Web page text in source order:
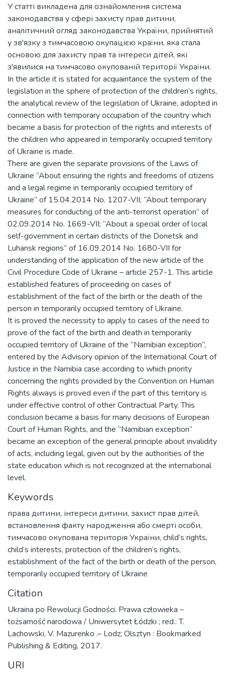
У статті викладена для ознайомлення система
законодавства у сфері захисту прав дитини,
аналітичний огляд законодавства України, прийнятий
у зв'язку з тимчасовою окупацією країни, яка стала
основою для захисту прав та інтереси дітей, які
з'явилися на тимчасово окупованій території України.
In the article it is stated for acquaintance the system of the
legislation in the sphere of protection of the children’s rights,
the analytical review of the legislation of Ukraine, adopted in
connection with temporary occupation of the country which
became a basis for protection of the rights and interests of
the children who appeared in temporarily occupied territory
of Ukraine is made.
There are given the separate provisions of the Laws of
Ukraine “About ensuring the rights and freedoms of citizens
and a legal regime in temporarily occupied territory of
Ukraine” of 15.04.2014 No. 1207-VII; “About temporary
measures for conducting of the anti-terrorist operation” of
02.09.2014 No. 1669-VII; “About a special order of local
self-government in certain districts of the Donetsk and
Luhansk regions” of 16.09.2014 No. 1680-VII for
understanding of the application of the new article of the
Civil Procedure Code of Ukraine – article 257-1. This article
established features of proceeding on cases of
establishment of the fact of the birth or the death of the
person in temporarily occupied territory of Ukraine.
It is proved the necessity to apply to cases of the need to
prove of the fact of the birth and death in temporarily
occupied territory of Ukraine of the “Namibian exception”,
entered by the Advisory opinion of the International Court of
Justice in the Namibia case according to which priority
concerning the rights provided by the Convention on Human
Rights always is proved even if the part of this territory is
under effective control of other Contractual Party. This
conclusion became a basis for many decisions of European
Court of Human Rights, and the “Namibian exception”
became an exception of the general principle about invalidity
of acts, including legal, given out by the authorities of the
state education which is not recognized at the international
level.
Keywords
права дитини, інтереси дитини, захист прав дітей,
встановлення факту народження або смерті особи,
тимчасово окупована територія України, child’s rights,
child’s interests, protection of the children’s rights,
establishment of the fact of the birth or death of the person,
temporarily occupied territory of Ukraine
Citation
Ukraina po Rewolucji Godności. Prawa człowieka –
tożsamość narodowa / Uniwersytet Łódzki ; red.: T.
Lachowski, V. Mazurenko .– Lodz; Olsztyn : Bookmarked
Publishing & Editing, 2017.
URI